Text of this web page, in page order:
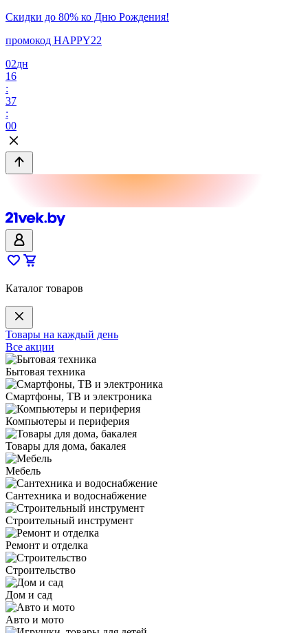
Скидки до 80% ко Дню Рождения!
промокод HAPPY22
02дн
16
:
37
:
00
Каталог товаров
Товары на каждый день
Все акции
Бытовая техника
Смартфоны, ТВ и электроника
Компьютеры и периферия
Товары для дома, бакалея
Мебель
Сантехника и водоснабжение
Строительный инструмент
Ремонт и отделка
Строительство
Дом и сад
Авто и мото